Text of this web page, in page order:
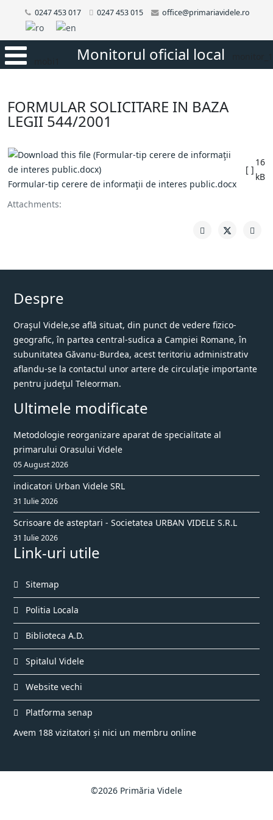
0247 453 017 0247 453 015 office@primariavidele.ro
Monitorul oficial local
FORMULAR SOLICITARE IN BAZA
LEGII 544/2001
Attachments:
Formular-tip cerere de informaţii de interes public.docx
[ ]
16
kB
Despre
Oraşul Videle,se află situat, din punct de vedere fizico-
geografic, în partea central-sudica a Campiei Romane, în
subunitatea Găvanu-Burdea, acest teritoriu administrativ
aflandu-se la contactul unor artere de circulaţie importante
pentru judeţul Teleorman.
Ultimele modificate
Metodologie reorganizare aparat de specialitate al
primarului Orasului Videle
05 August 2026
indicatori Urban Videle SRL
31 Iulie 2026
Scrisoare de asteptari - Societatea URBAN VIDELE S.R.L
31 Iulie 2026
Link-uri utile
Sitemap
Politia Locala
Biblioteca A.D.
Spitalul Videle
Website vechi
Platforma senap
Avem 188 vizitatori și nici un membru online
©2026 Primăria Videle